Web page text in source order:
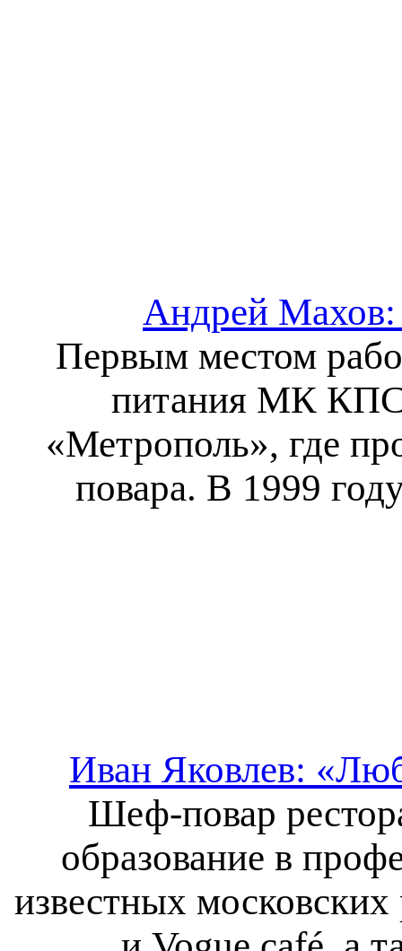
Андрей Махов:
Первым местом
питания МК
«Метрополь», где
повара. В 1999
Иван Яковлев:
Шеф-повар
образование в
известных